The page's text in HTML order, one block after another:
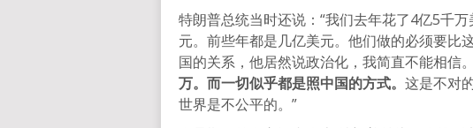
特朗普总统当时还说：“我们去年花了4亿5千
元。前些年都是几亿美元。他们做的必须要比
国的关系，他居然说政治化，我简直不能相信。
万。而一切似乎都是照中国的方式。 这是不对
世界是不公平的。”